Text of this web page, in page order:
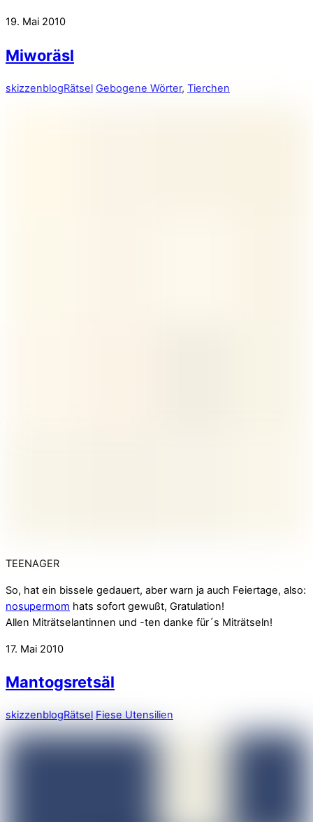
19. Mai 2010
Miworäsl
skizzenblogRätsel Gebogene Wörter, Tierchen
TEENAGER
So, hat ein bissele gedauert, aber warn ja auch Feiertage, also:
nosupermom hats sofort gewußt, Gratulation!
Allen Miträtselantinnen und -ten danke für´s Miträtseln!
17. Mai 2010
Mantogsretsäl
skizzenblogRätsel Fiese Utensilien